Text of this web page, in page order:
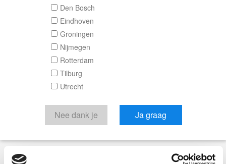
Den Bosch
Eindhoven
Groningen
Nijmegen
Rotterdam
Tilburg
Utrecht
Nee dank je Ja graag